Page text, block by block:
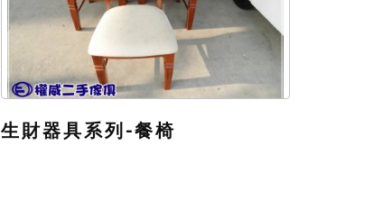
生財器具系列-餐椅